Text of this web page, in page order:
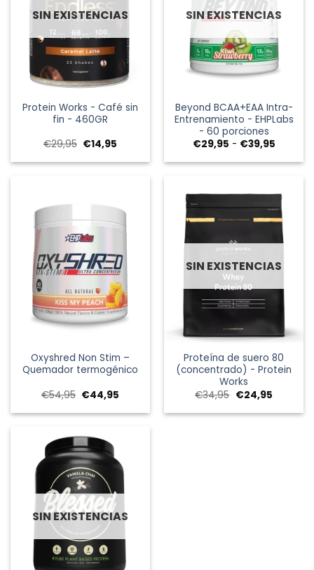
SIN EXISTENCIAS
Protein Works - Café sin
fin - 460GR
€29,95 El
precio
original
€14,95
actual
€14,95.
SIN EXISTENCIAS
Beyond BCAA+EAA Intra-
Entrenamiento - EHPLabs
- 60 porciones
€29,95 - €39,95Rango
precios:
€29,95
€39,95
Oxyshred Non Stim –
Quemador termogénico
€54,95 El
precio
original
€44,95
actual
€44,95.
SIN EXISTENCIAS
Proteína de suero 80
(concentrado) - Protein
Works
€34,95 El
precio
original
€24,95El
actual
SIN EXISTENCIAS